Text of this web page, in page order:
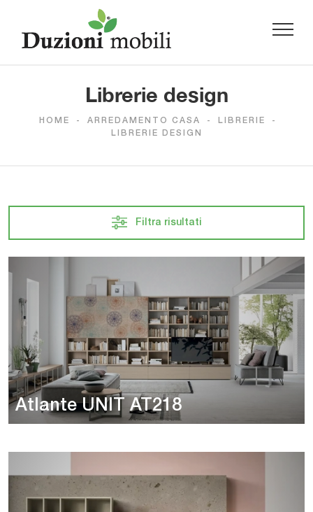
Librerie design
HOME - ARREDAMENTO CASA - LIBRERIE
-
LIBRERIE DESIGN
Filtra risultati
Atlante UNIT AT218